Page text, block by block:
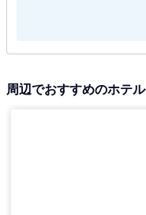
周辺でおすすめのホテル